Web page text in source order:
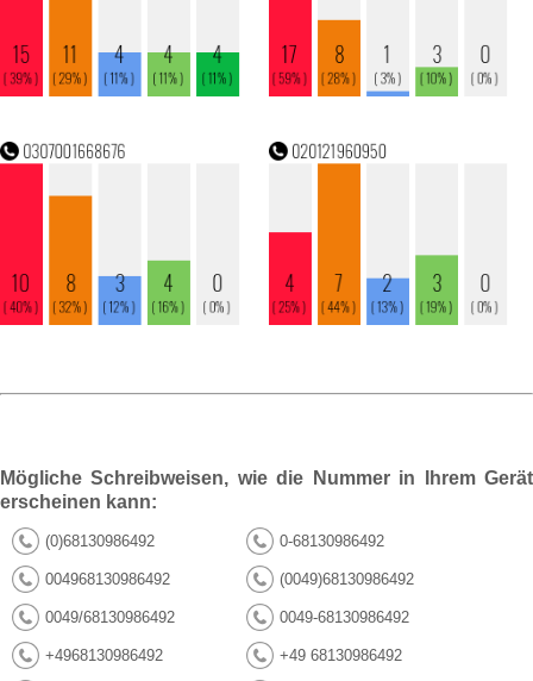
Mögliche Schreibweisen, wie die Nummer in Ihrem Gerät
erscheinen kann:
(0)68130986492 0-68130986492
004968130986492 (0049)68130986492
0049/68130986492 0049-68130986492
+4968130986492 +49 68130986492